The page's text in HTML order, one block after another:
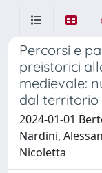
Percorsi e
preistorici
medievale:
dal territorio
2024-01-01
Nardini,
Nicoletta